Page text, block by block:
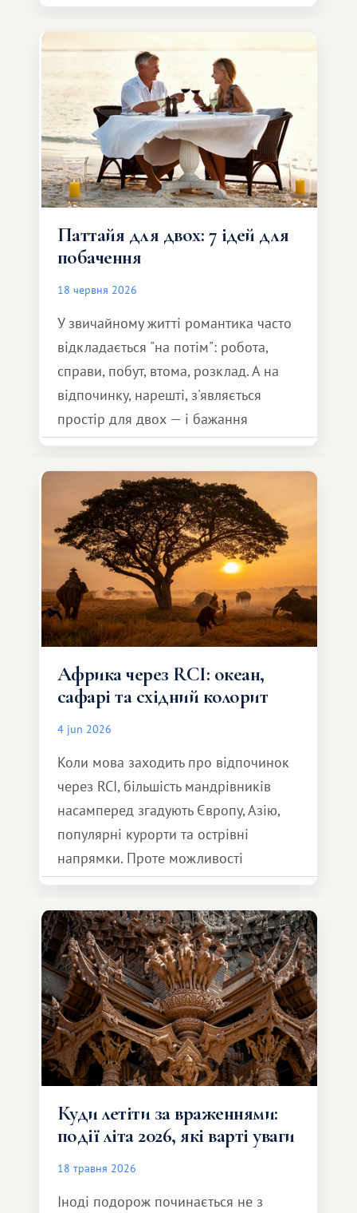
Паттайя для двох: 7 ідей для
побачення
18 червня 2026
У звичайному житті романтика часто
відкладається "на потім": робота,
справи, побут, втома, розклад. А на
відпочинку, нарешті, з'являється
простір для двох — і бажання
зробити для близької людини щось
особливе. Не обов'язково масштабне,
але тепле і незабутнє :)
Африка через RCI: океан,
сафарі та східний колорит
4 jun 2026
Коли мова заходить про відпочинок
через RCI, більшість мандрівників
насамперед згадують Європу, Азію,
популярні курорти та острівні
напрямки. Проте можливості
обмінної системи значно ширші.
Серед них є і Африка – континент,
який здатний подарувати зовсім
інший формат подорожі.
Куди летіти за враженнями:
події літа 2026, які варті уваги
18 травня 2026
Іноді подорож починається не з